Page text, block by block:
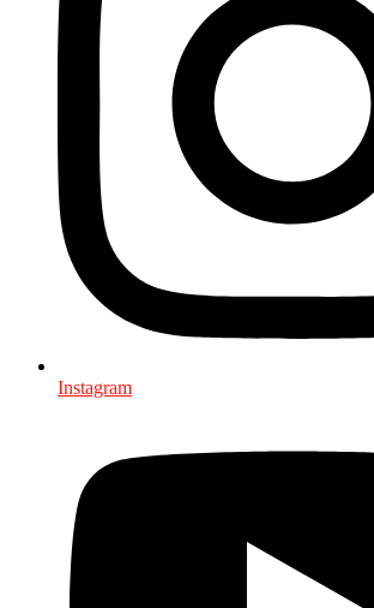
Instagram